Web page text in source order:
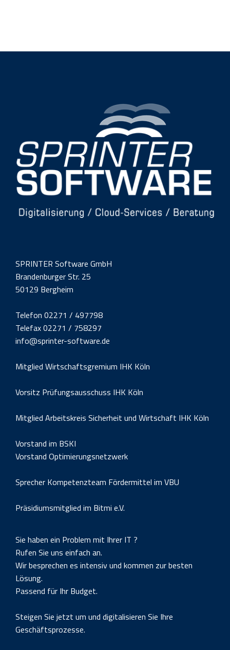
SPRINTER Software GmbH
Brandenburger Str. 25
50129 Bergheim
Telefon 02271 / 497798
Telefax 02271 / 758297
info@sprinter-software.de
Mitglied Wirtschaftsgremium IHK Köln
Vorsitz Prüfungsausschuss IHK Köln
Mitglied Arbeitskreis Sicherheit und Wirtschaft IHK Köln
Vorstand im BSKI
Vorstand Optimierungsnetzwerk
Sprecher Kompetenzteam Fördermittel im VBU
Präsidiumsmitglied im Bitmi e.V.
Sie haben ein Problem mit Ihrer IT ?
Rufen Sie uns einfach an.
Wir besprechen es intensiv und kommen zur besten
Lösung.
Passend für Ihr Budget.
Steigen Sie jetzt um und digitalisieren Sie Ihre
Geschäftsprozesse.